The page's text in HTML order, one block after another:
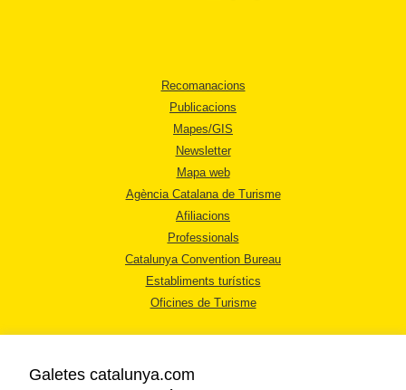
Recomanacions
Publicacions
Mapes/GIS
Newsletter
Mapa web
Agència Catalana de Turisme
Afiliacions
Professionals
Catalunya Convention Bureau
Establiments turístics
Oficines de Turisme
Galetes catalunya.com